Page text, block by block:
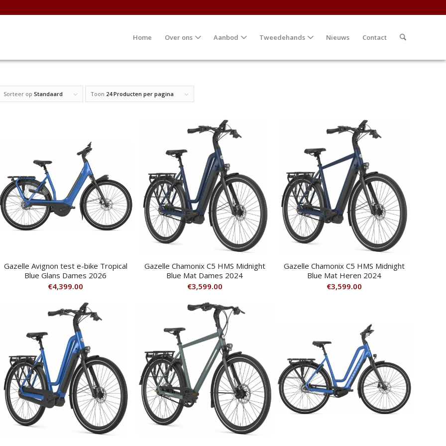
Home Over ons Aanbod Tweedehands Nieuws Contact
Sorteer op Standaard Toon 24 Producten per pagina
Gazelle Avignon test e-bike Tropical
Blue Glans Dames 2026
€4,399.00
Gazelle Chamonix C5 HMS Midnight
Blue Mat Dames 2024
€3,599.00
Gazelle Chamonix C5 HMS Midnight
Blue Mat Heren 2024
€3,599.00